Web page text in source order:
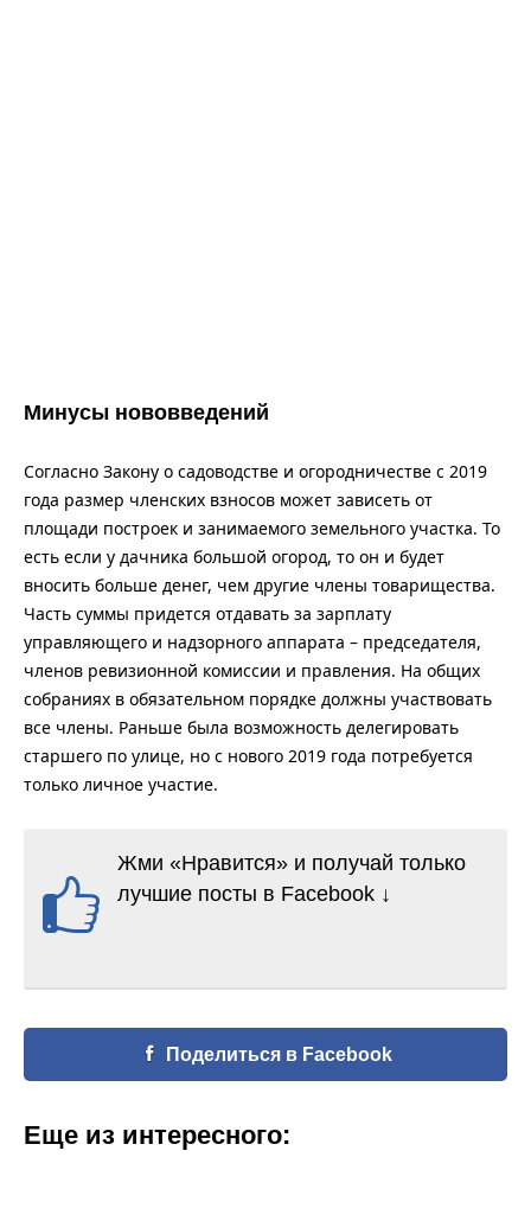
Минусы нововведений
Согласно Закону о садоводстве и огородничестве с 2019
года размер членских взносов может зависеть от
площади построек и занимаемого земельного участка. То
есть если у дачника большой огород, то он и будет
вносить больше денег, чем другие члены товарищества.
Часть суммы придется отдавать за зарплату
управляющего и надзорного аппарата – председателя,
членов ревизионной комиссии и правления. На общих
собраниях в обязательном порядке должны участвовать
все члены. Раньше была возможность делегировать
старшего по улице, но с нового 2019 года потребуется
только личное участие.
Жми «Нравится» и получай только
лучшие посты в Facebook ↓
Поделиться в Facebook
Еще из интересного: